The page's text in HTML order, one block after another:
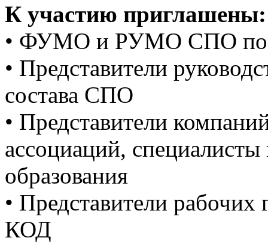
К участию приглашены:
• ФУМО и РУМО СПО по
• Представители
состава СПО
• Представители
ассоциаций,
образования
• Представители
КОД